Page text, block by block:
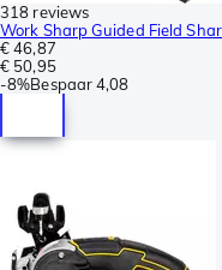
318 reviews
Work Sharp Guided Field
€ 46,87
€ 50,95
-8%Bespaar4,08